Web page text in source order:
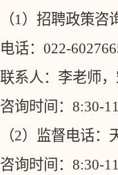
（1）招聘政策咨
电话：022-
联系人：李老师
咨询时间：8:30-
（2）监督电话：
咨询时间：8:30-